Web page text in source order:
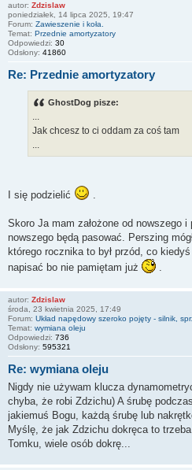
autor: Zdzislaw
poniedziałek, 14 lipca 2025, 19:47
Forum: Zawieszenie i koła.
Temat: Przednie amortyzatory
Odpowiedzi: 30
Odsłony: 41860
Re: Przednie amortyzatory
GhostDog pisze:
...
Jak chcesz to ci oddam za coś tam
...
I się podzielić .
Skoro Ja mam założone od nowszego
nowszego będą pasować. Perszing
którego rocznika to był przód, co
napisać bo nie pamiętam już
.
autor: Zdzislaw
środa, 23 kwietnia 2025, 17:49
Forum: Układ napędowy szeroko pojęty - silnik,
Temat: wymiana oleju
Odpowiedzi: 736
Odsłony: 595321
Re: wymiana oleju
Nigdy nie używam klucza
chyba, że robi Zdzichu) A śrubę
jakiemuś Bogu, każdą śrubę lub
Myślę, że jak Zdzichu dokręca to
Tomku, wiele osób dokrę...